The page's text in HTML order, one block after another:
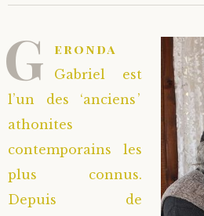
G eronda
Gabriel est
l’un des ‘anciens’
athonites
contemporains les
plus connus.
Depuis de